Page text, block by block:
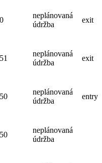
neplánovaná
údržba
exit
neplánovaná
údržba
exit
neplánovaná
údržba
entry
neplánovaná
údržba